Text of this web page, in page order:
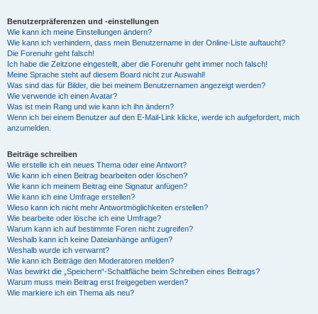
Benutzerpräferenzen und -einstellungen
Wie kann ich meine Einstellungen ändern?
Wie kann ich verhindern, dass mein Benutzername in der Online-Liste auftaucht?
Die Forenuhr geht falsch!
Ich habe die Zeitzone eingestellt, aber die Forenuhr geht immer noch falsch!
Meine Sprache steht auf diesem Board nicht zur Auswahl!
Was sind das für Bilder, die bei meinem Benutzernamen angezeigt werden?
Wie verwende ich einen Avatar?
Was ist mein Rang und wie kann ich ihn ändern?
Wenn ich bei einem Benutzer auf den E-Mail-Link klicke, werde ich aufgefordert, mich
anzumelden.
Beiträge schreiben
Wie erstelle ich ein neues Thema oder eine Antwort?
Wie kann ich einen Beitrag bearbeiten oder löschen?
Wie kann ich meinem Beitrag eine Signatur anfügen?
Wie kann ich eine Umfrage erstellen?
Wieso kann ich nicht mehr Antwortmöglichkeiten erstellen?
Wie bearbeite oder lösche ich eine Umfrage?
Warum kann ich auf bestimmte Foren nicht zugreifen?
Weshalb kann ich keine Dateianhänge anfügen?
Weshalb wurde ich verwarnt?
Wie kann ich Beiträge den Moderatoren melden?
Was bewirkt die „Speichern“-Schaltfläche beim Schreiben eines Beitrags?
Warum muss mein Beitrag erst freigegeben werden?
Wie markiere ich ein Thema als neu?